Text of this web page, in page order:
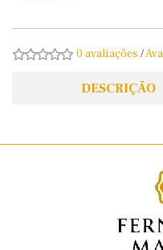
0 avaliações /
DESCRIÇÃO